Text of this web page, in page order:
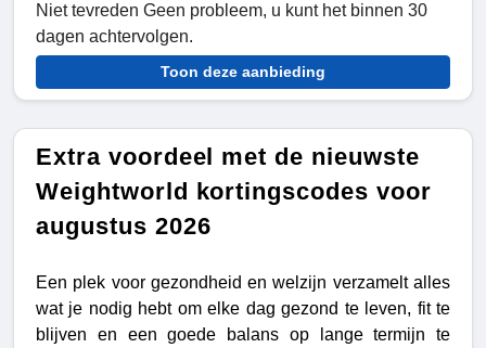
Niet tevreden Geen probleem, u kunt het binnen 30
dagen achtervolgen.
Toon deze aanbieding
Extra voordeel met de nieuwste
Weightworld kortingscodes voor
augustus 2026
Een plek voor gezondheid en welzijn verzamelt alles
wat je nodig hebt om elke dag gezond te leven, fit te
blijven en een goede balans op lange termijn te